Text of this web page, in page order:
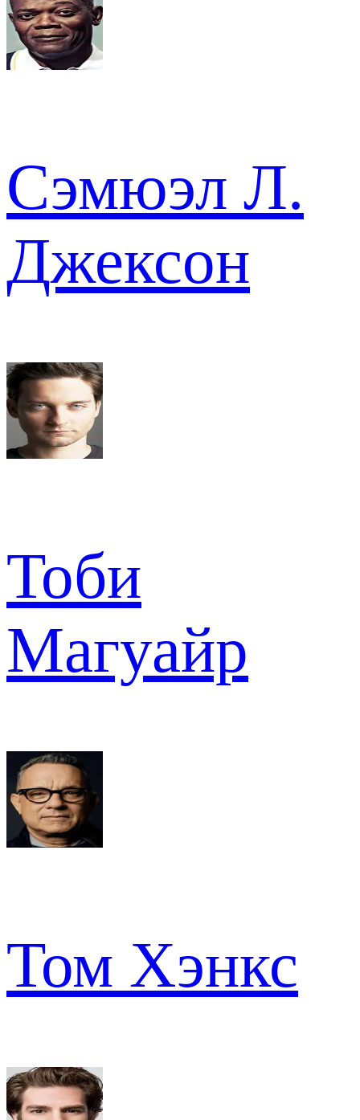
Сэмюэл Л.
Джексон
Тоби
Магуайр
Том Хэнкс